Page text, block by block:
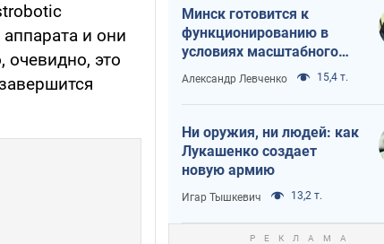
и они
это
Минск готовится к
функционированию в
условиях масштабного
военного кризиса
Александр Левченко 15,4 т.
Ни оружия, ни людей: как
Лукашенко создает
новую армию
Игар Тышкевич 13,2 т.